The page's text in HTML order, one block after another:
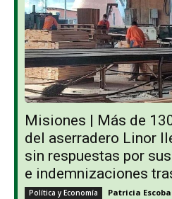
Misiones | Más de
del aserradero Linor
sin respuestas por
e indemnizaciones
Política y Economía Patricia